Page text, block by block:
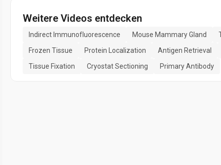
Weitere Videos entdecken
Indirect Immunofluorescence Mouse Mammary Gland
Frozen Tissue
Protein Localization
Antigen Retrieval
Tissue Fixation
Cryostat Sectioning Primary Antibody